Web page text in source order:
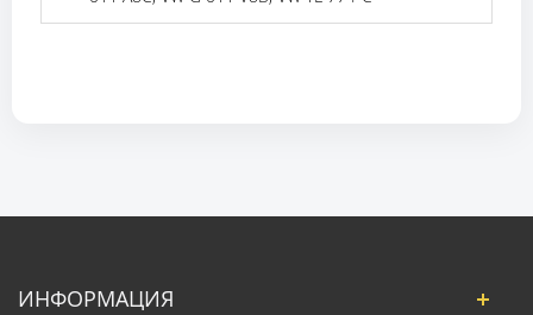
ИНФОРМАЦИЯ